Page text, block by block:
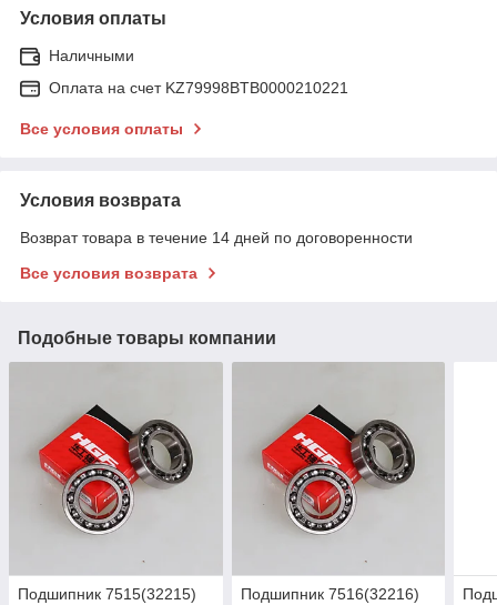
Условия оплаты
Наличными
Оплата на счет KZ79998BTB0000210221
Все условия оплаты
Условия возврата
Возврат товара в течение 14 дней по договоренности
Все условия возврата
Подобные товары компании
Подшипник 7515(32215) Подшипник 7516(32216)